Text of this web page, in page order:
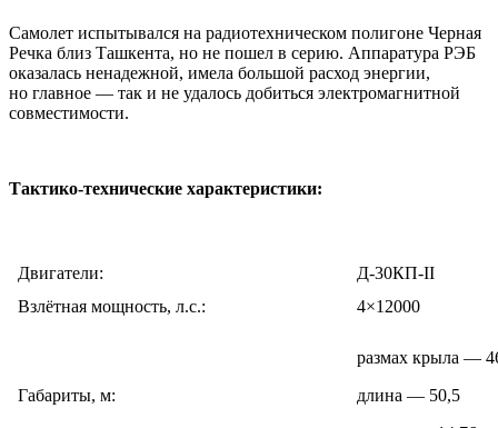
Самолет испытывался на радиотехническом полигоне Черная
Речка близ Ташкента, но не пошел в серию. Аппаратура РЭБ
оказалась ненадежной, имела большой расход энергии,
но главное — так и не удалось добиться электромагнитной
совместимости.
Тактико-технические характеристики:
Двигатели:
Д-30КП-II
Взлётная мощность, л.с.:
4×12000
Габариты, м:
размах крыла —
длина — 50,5